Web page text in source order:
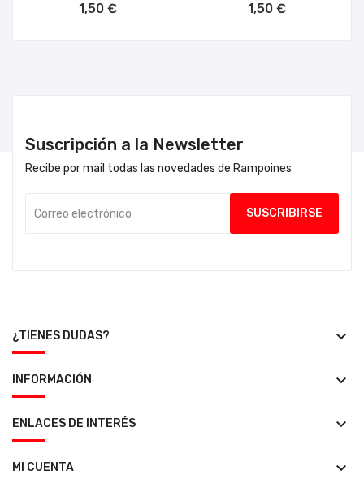
1,50 € 1,50 €
Suscripción a la Newsletter
Recibe por mail todas las novedades de Rampoines
¿TIENES DUDAS? keyboard_arrow_down
INFORMACIÓN keyboard_arrow_down
ENLACES DE INTERÉS keyboard_arrow_down
MI CUENTA keyboard_arrow_down